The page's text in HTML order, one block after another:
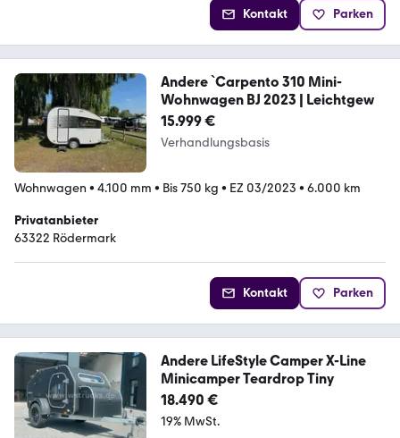
Kontakt Parken
Andere `Carpento 310 Mini-
Wohnwagen BJ 2023 | Leichtgew
15.999 €
Verhandlungsbasis
Wohnwagen • 4.100 mm • Bis 750 kg • EZ 03/2023 • 6.000 km
Privatanbieter
63322 Rödermark
Kontakt Parken
Andere LifeStyle Camper X-Line
Minicamper Teardrop Tiny
18.490 €
19% MwSt.